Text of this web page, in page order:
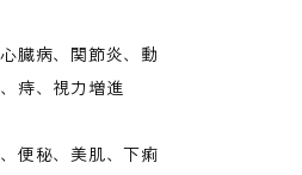
臓病、関節炎、動
痔、視力増進
便秘、美肌、下痢